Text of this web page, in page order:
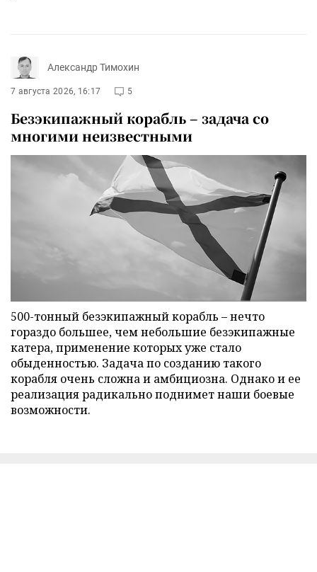
Александр Тимохин
7 августа 2026, 16:17 5
Безэкипажный корабль – задача со
многими неизвестными
500-тонный безэкипажный корабль – нечто
гораздо большее, чем небольшие безэкипажные
катера, применение которых уже стало
обыденностью. Задача по созданию такого
корабля очень сложна и амбициозна. Однако и ее
реализация радикально поднимет наши боевые
возможности.